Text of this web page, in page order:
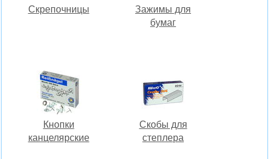
Скрепочницы
Зажимы для
бумаг
Кнопки
канцелярские
Скобы для
степлера